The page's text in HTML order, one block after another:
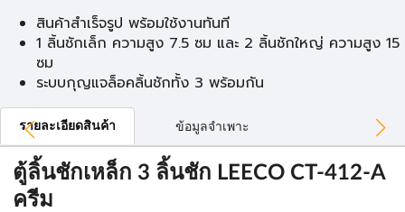
สินค้าสำเร็จรูป พร้อมใช้งานทันที
1 ลิ้นชักเล็ก ความสูง 7.5 ซม และ 2 ลิ้นชักใหญ่ ความสูง 15
ซม
ระบบกุญแจล็อคลิ้นชักทั้ง 3 พร้อมกัน
รายละเอียดสินค้า ข้อมูลจำเพาะ
ตู้ลิ้นชักเหล็ก 3 ลิ้นชัก LEECO CT-412-A
ครีม